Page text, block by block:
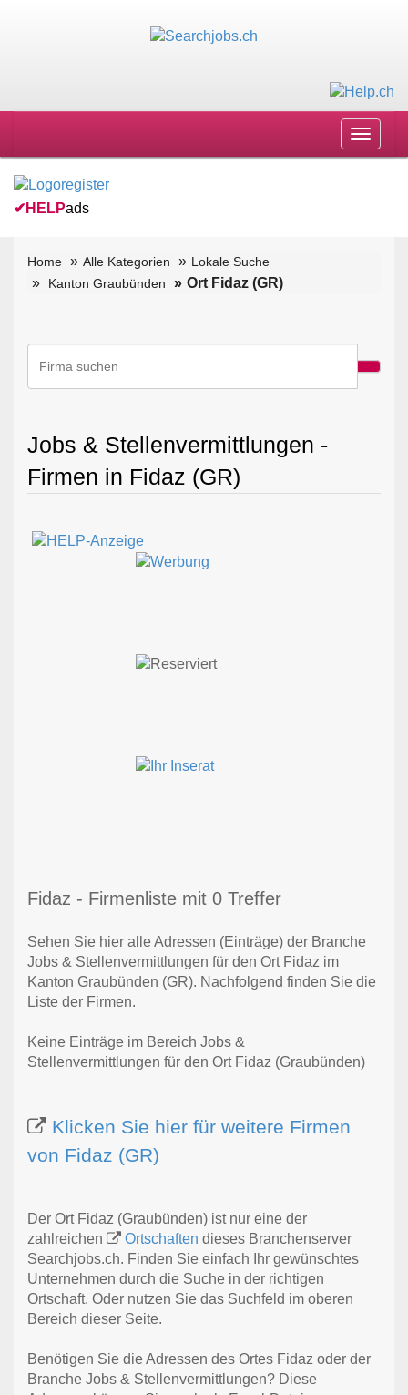
Toggle
✔ HELPads
Home Alle Kategorien
Lokale Suche
Kanton Graubünden
Ort Fidaz (GR)
Jobs & Stellenvermittlungen -
Firmen in Fidaz (GR)
Fidaz - Firmenliste mit 0 Treffer
Sehen Sie hier alle Adressen (Einträge) der Branche
Jobs & Stellenvermittlungen für den Ort Fidaz im
Kanton Graubünden (GR). Nachfolgend finden Sie die
Liste der Firmen.
Keine Einträge im Bereich Jobs &
Stellenvermittlungen für den Ort Fidaz (Graubünden)
Klicken Sie hier für weitere Firmen
von Fidaz (GR)
Der Ort Fidaz (Graubünden) ist nur eine der
zahlreichen
Ortschaften dieses Branchenserver
Searchjobs.ch. Finden Sie einfach Ihr gewünschtes
Unternehmen durch die Suche in der richtigen
Ortschaft. Oder nutzen Sie das Suchfeld im oberen
Bereich dieser Seite.
Benötigen Sie die Adressen des Ortes Fidaz oder der
Branche Jobs & Stellenvermittlungen? Diese